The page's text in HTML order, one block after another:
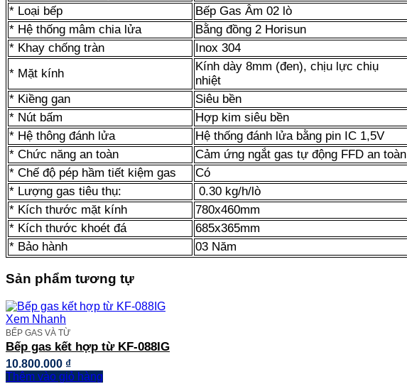
* Loại bếp
Bếp Gas Âm 02 lò
* Hệ thống mâm chia lửa
Bằng đồng 2 Horisun
* Khay chống tràn
Inox 304
* Mặt kính
Kính dày 8mm (đen), chịu lực chiụ
nhiệt
* Kiềng gan
Siêu bền
* Nút bấm
Hợp kim siêu bền
* Hệ thông đánh lửa
Hệ thống đánh lửa bằng pin IC 1,5V
* Chức năng an toàn
Cảm ứng ngắt gas tự động FFD an toàn
* Chế độ pép hầm tiết kiệm gas
Có
* Lượng gas tiêu thụ:
0.30 kg/h/lò
* Kích thước mặt kính
780x460mm
* Kích thước khoét đá
685x365mm
* Bảo hành
03 Năm
Sản phẩm tương tự
Xem Nhanh
BẾP GAS VÀ TỪ
Bếp gas kết hợp từ KF-088IG
10.800.000 ₫
Thêm vào giỏ hàng